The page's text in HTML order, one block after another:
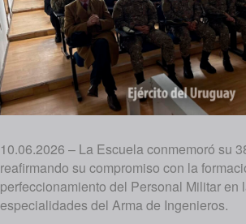
10.06.2026 – La Escuela conmemoró su
reafirmando su compromiso con la
perfeccionamiento del Personal Militar en
especialidades del Arma de Ingenieros.